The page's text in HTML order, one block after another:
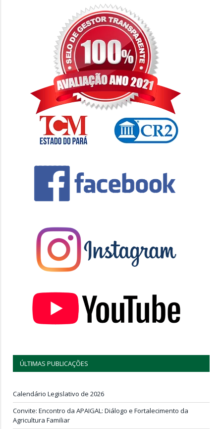
ÚLTIMAS PUBLICAÇÕES
Calendário Legislativo de 2026
Convite: Encontro da APAIGAL: Diálogo e Fortalecimento da
Agricultura Familiar